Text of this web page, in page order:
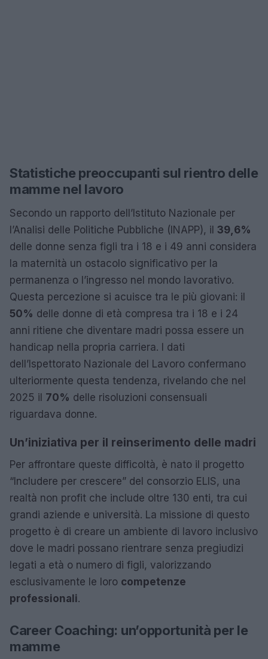
Statistiche preoccupanti sul rientro delle
mamme nel lavoro
Secondo un rapporto dell’Istituto Nazionale per
l’Analisi delle Politiche Pubbliche (INAPP), il 39,6%
delle donne senza figli tra i 18 e i 49 anni considera
la maternità un ostacolo significativo per la
permanenza o l’ingresso nel mondo lavorativo.
Questa percezione si acuisce tra le più giovani: il
50% delle donne di età compresa tra i 18 e i 24
anni ritiene che diventare madri possa essere un
handicap nella propria carriera. I dati
dell’Ispettorato Nazionale del Lavoro confermano
ulteriormente questa tendenza, rivelando che nel
2025 il 70% delle risoluzioni consensuali
riguardava donne.
Un’iniziativa per il reinserimento delle madri
Per affrontare queste difficoltà, è nato il progetto
“Includere per crescere” del consorzio ELIS, una
realtà non profit che include oltre 130 enti, tra cui
grandi aziende e università. La missione di questo
progetto è di creare un ambiente di lavoro inclusivo
dove le madri possano rientrare senza pregiudizi
legati a età o numero di figli, valorizzando
esclusivamente le loro competenze
professionali.
Career Coaching: un’opportunità per le
mamme